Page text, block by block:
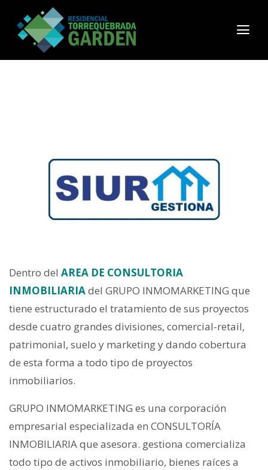
Dentro del AREA DE CONSULTORIA
INMOBILIARIAdel GRUPO INMOMARKETING que
tiene estructurado el tratamiento de sus proyectos
desde cuatro grandes divisiones, comercial-retail,
patrimonial, suelo y marketing y dando cobertura
de esta forma a todo tipo de proyectos
inmobiliarios.
GRUPO INMOMARKETING es una corporación
empresarial especializada en CONSULTORÍA
INMOBILIARIA que asesora. gestiona comercializa
todo tipo de activos inmobiliario, bienes raíces a